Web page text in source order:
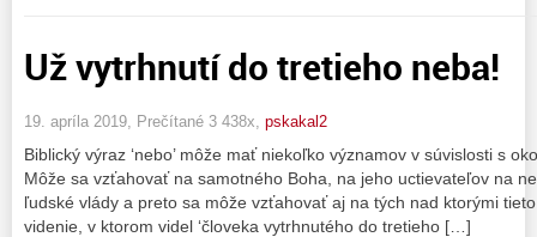
Už vytrhnutí do tretieho neba!
19. apríla 2019, Prečítané 3 438x, pskakal2
Biblický výraz ‘nebo’ môže mať niekoľko významov v súvislosti s
Môže sa vzťahovať na samotného Boha, na jeho uctievateľov na
ľudské vlády a preto sa môže vzťahovať aj na tých nad ktorými
videnie, v ktorom videl ‘človeka vytrhnutého do tretieho […]